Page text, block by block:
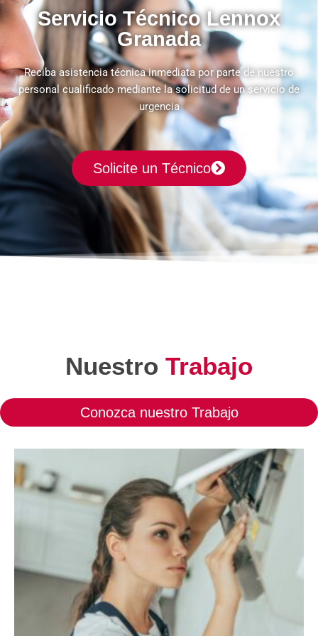
Servicio Técnico Lennox
Granada
Reciba asistencia técnica inmediata por parte de nuestro
personal cualificado mediante la solicitud de un servicio de
urgencia
Solicite un Técnico
Nuestro Trabajo
Conozca nuestro Trabajo